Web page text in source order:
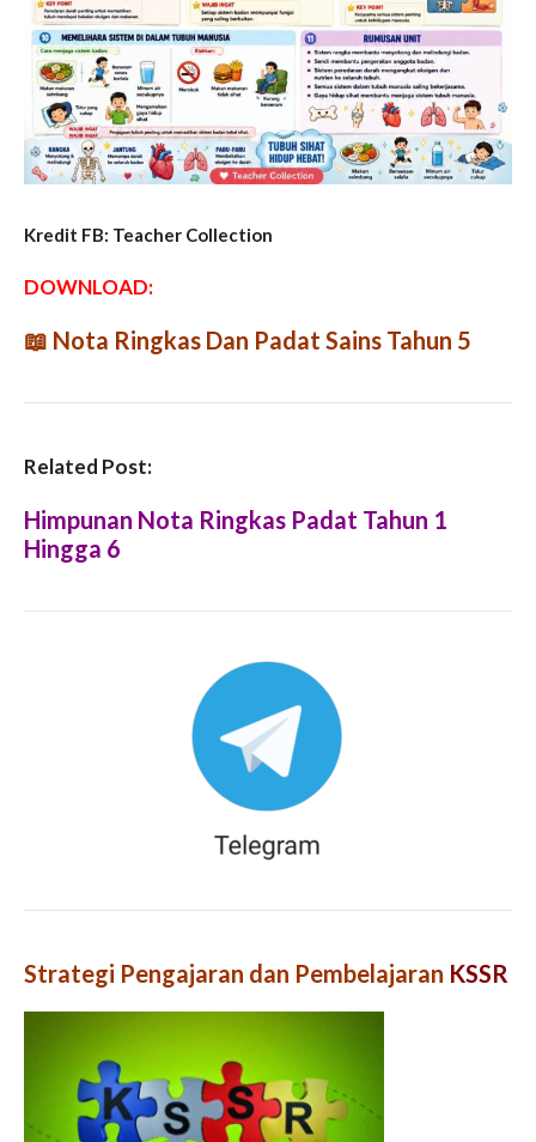
Kredit FB: Teacher Collection
DOWNLOAD:
📖 Nota Ringkas Dan Padat Sains Tahun 5
Related Post:
Himpunan Nota Ringkas Padat Tahun 1
Hingga 6
Strategi Pengajaran dan Pembelajaran KSSR